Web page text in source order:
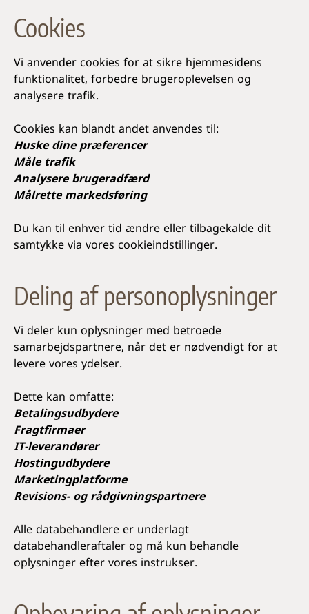
Cookies
Vi anvender cookies for at sikre hjemmesidens
funktionalitet, forbedre brugeroplevelsen og
analysere trafik.
Cookies kan blandt andet anvendes til:
Huske dine præferencer
Måle trafik
Analysere brugeradfærd
Målrette markedsføring
Du kan til enhver tid ændre eller tilbagekalde dit
samtykke via vores cookieindstillinger.
Deling af personoplysninger
Vi deler kun oplysninger med betroede
samarbejdspartnere, når det er nødvendigt for at
levere vores ydelser.
Dette kan omfatte:
Betalingsudbydere
Fragtfirmaer
IT-leverandører
Hostingudbydere
Marketingplatforme
Revisions- og rådgivningspartnere
Alle databehandlere er underlagt
databehandleraftaler og må kun behandle
oplysninger efter vores instrukser.